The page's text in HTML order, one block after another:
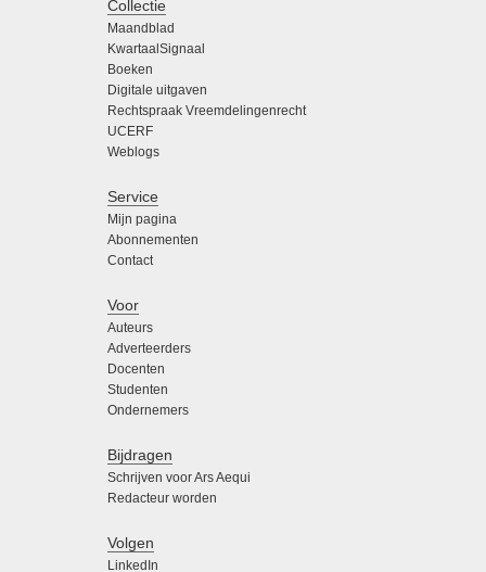
Collectie
Maandblad
KwartaalSignaal
Boeken
Digitale uitgaven
Rechtspraak Vreemdelingenrecht
UCERF
Weblogs
Service
Mijn pagina
Abonnementen
Contact
Voor
Auteurs
Adverteerders
Docenten
Studenten
Ondernemers
Bijdragen
Schrijven voor Ars Aequi
Redacteur worden
Volgen
LinkedIn